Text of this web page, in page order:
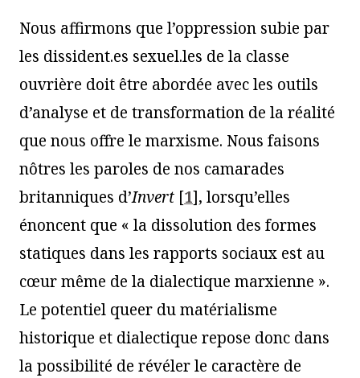
Nous affirmons que l’oppression subie par
les dissident.es sexuel.les de la classe
ouvrière doit être abordée avec les outils
d’analyse et de transformation de la réalité
que nous offre le marxisme. Nous faisons
nôtres les paroles de nos camarades
britanniques d’Invert [1], lorsqu’elles
énoncent que « la dissolution des formes
statiques dans les rapports sociaux est au
cœur même de la dialectique marxienne ».
Le potentiel queer du matérialisme
historique et dialectique repose donc dans
la possibilité de révéler le caractère de